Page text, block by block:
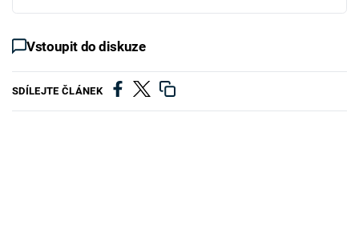
Vstoupit do diskuze
SDÍLEJTE ČLÁNEK